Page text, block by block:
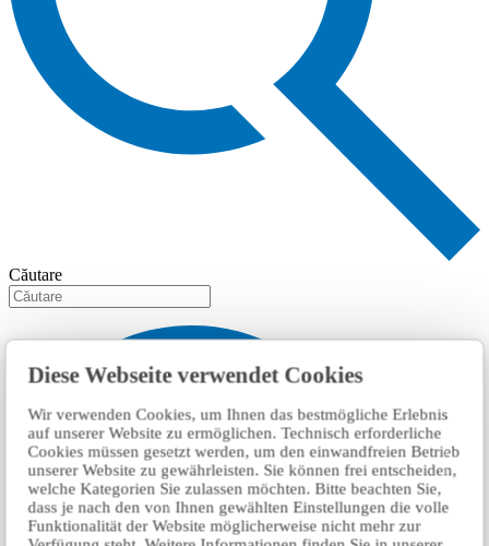
Diese Webseite verwendet Cookies
Wir verwenden Cookies, um Ihnen das bestmögliche Erlebnis
auf unserer Website zu ermöglichen. Technisch erforderliche
Cookies müssen gesetzt werden, um den einwandfreien Betrieb
unserer Website zu gewährleisten. Sie können frei entscheiden,
welche Kategorien Sie zulassen möchten. Bitte beachten Sie,
dass je nach den von Ihnen gewählten Einstellungen die volle
Funktionalität der Website möglicherweise nicht mehr zur
Căutare